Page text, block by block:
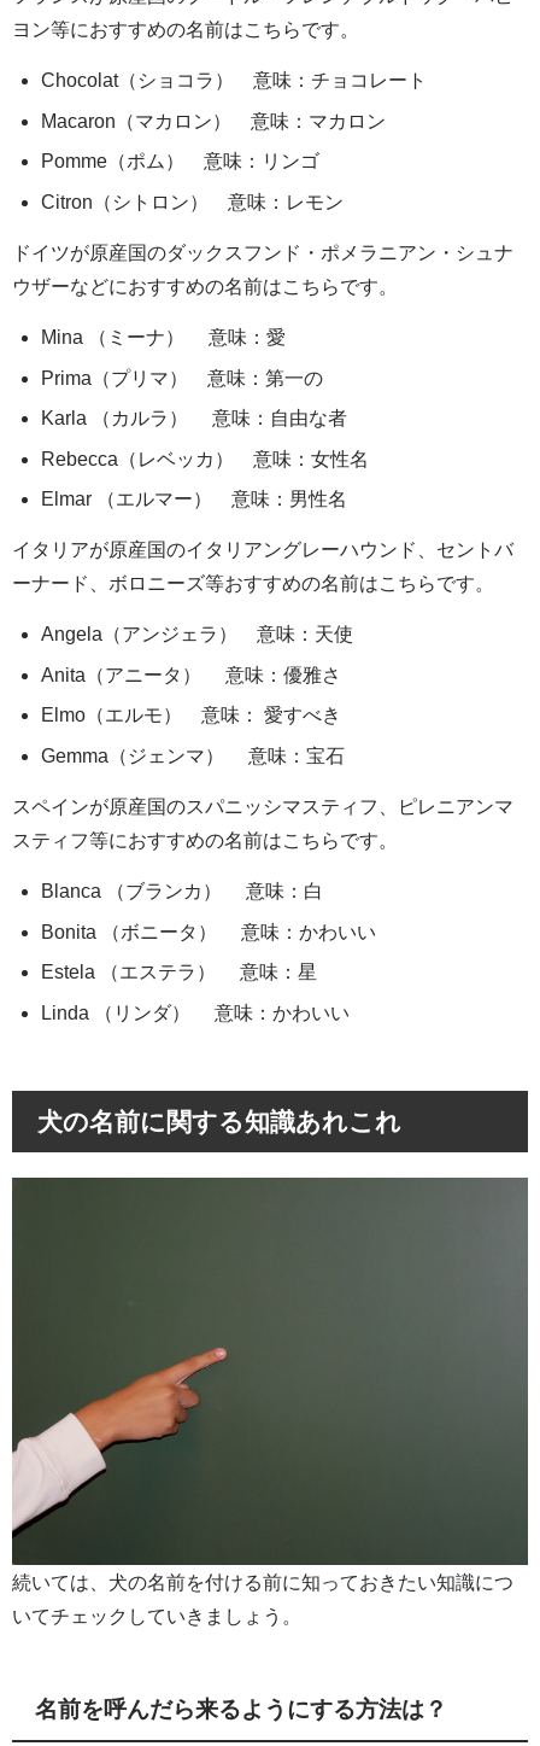
ヨン等におすすめの名前はこちらです。
Chocolat（ショコラ） 意味：チョコレート
Macaron（マカロン） 意味：マカロン
Pomme（ポム） 意味：リンゴ
Citron（シトロン） 意味：レモン
ドイツが原産国のダックスフンド・ポメラニアン・シュナ
ウザーなどにおすすめの名前はこちらです。
Mina （ミーナ） 意味：愛
Prima（プリマ） 意味：第一の
Karla （カルラ） 意味：自由な者
Rebecca（レベッカ） 意味：女性名
Elmar （エルマー） 意味：男性名
イタリアが原産国のイタリアングレーハウンド、セントバ
ーナード、ボロニーズ等おすすめの名前はこちらです。
Angela（アンジェラ） 意味：天使
Anita（アニータ） 意味：優雅さ
Elmo（エルモ） 意味： 愛すべき
Gemma（ジェンマ） 意味：宝石
スペインが原産国のスパニッシマスティフ、ピレニアンマ
スティフ等におすすめの名前はこちらです。
Blanca （ブランカ） 意味：白
Bonita （ボニータ） 意味：かわいい
Estela （エステラ） 意味：星
Linda （リンダ） 意味：かわいい
犬の名前に関する知識あれこれ
続いては、犬の名前を付ける前に知っておきたい知識につ
いてチェックしていきましょう。
名前を呼んだら来るようにする方法は？